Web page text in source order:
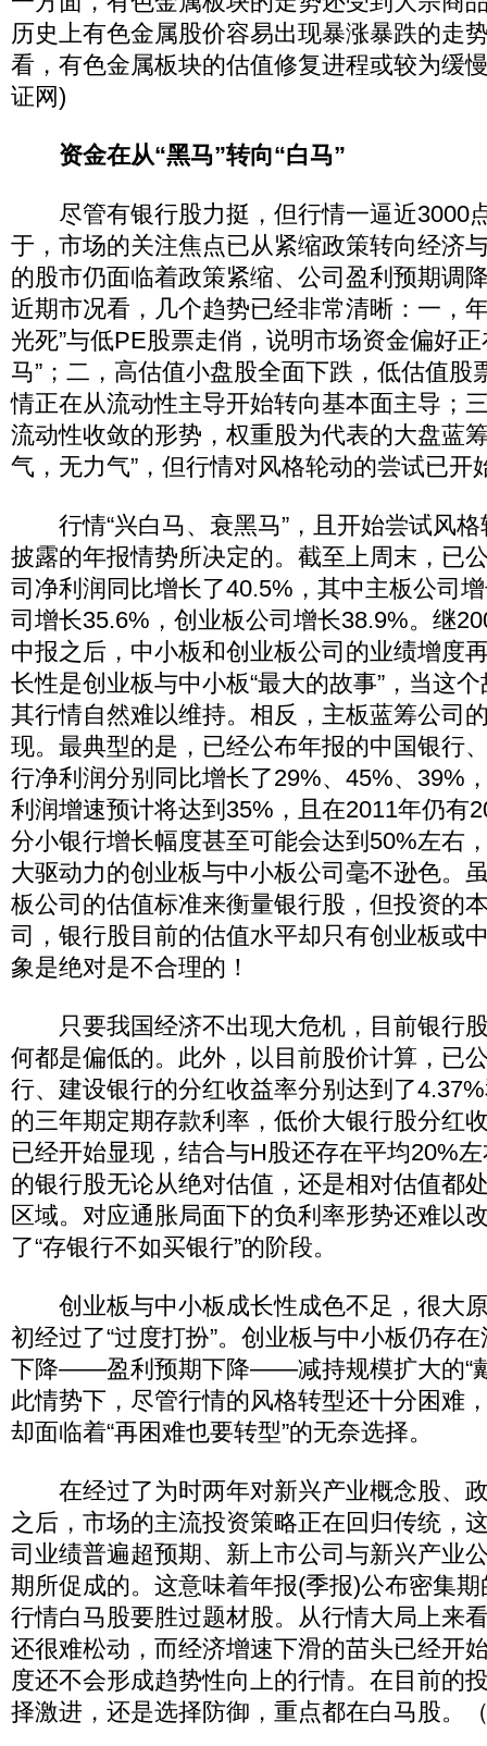
历史上有色金属股价容易出现暴涨暴跌的走
看，有色金属板块的估值修复进程或较为缓
证网)
资金在从“黑马”转向“白马”
尽管有银行股力挺，但行情一逼近3000点
于，市场的关注焦点已从紧缩政策转向经济
的股市仍面临着政策紧缩、公司盈利预期调
近期市况看，几个趋势已经非常清晰：一，
光死”与低PE股票走俏，说明市场资金偏好正
马”；二，高估值小盘股全面下跌，低估值股
情正在从流动性主导开始转向基本面主导；
流动性收敛的形势，权重股为代表的大盘蓝
气，无力气”，但行情对风格轮动的尝试已开
行情“兴白马、衰黑马”，且开始尝试风格
披露的年报情势所决定的。截至上周末，已
司净利润同比增长了40.5%，其中主板公司
司增长35.6%，创业板公司增长38.9%。继
中报之后，中小板和创业板公司的业绩增度
长性是创业板与中小板“最大的故事”，当这
其行情自然难以维持。相反，主板蓝筹公司
现。最典型的是，已经公布年报的中国银行
行净利润分别同比增长了29%、45%、39%
利润增速预计将达到35%，且在2011年仍有
分小银行增长幅度甚至可能会达到50%左右
大驱动力的创业板与中小板公司毫不逊色。
板公司的估值标准来衡量银行股，但投资的
司，银行股目前的估值水平却只有创业板或
象是绝对是不合理的！
只要我国经济不出现大危机，目前银行
何都是偏低的。此外，以目前股价计算，已
行、建设银行的分红收益率分别达到了
的三年期定期存款利率，低价大银行股分红
已经开始显现，结合与H股还存在平均20%
的银行股无论从绝对估值，还是相对估值都
区域。对应通胀局面下的负利率形势还难以
了“存银行不如买银行”的阶段。
创业板与中小板成长性成色不足，很大
初经过了“过度打扮”。创业板与中小板仍存
下降——盈利预期下降——减持规模扩大的“
此情势下，尽管行情的风格转型还十分困难
却面临着“再困难也要转型”的无奈选择。
在经过了为时两年对新兴产业概念股、
之后，市场的主流投资策略正在回归传统，
司业绩普遍超预期、新上市公司与新兴产业
期所促成的。这意味着年报(季报)公布密集
行情白马股要胜过题材股。从行情大局上来
还很难松动，而经济增速下滑的苗头已经开
度还不会形成趋势性向上的行情。在目前的
择激进，还是选择防御，重点都在白马股。